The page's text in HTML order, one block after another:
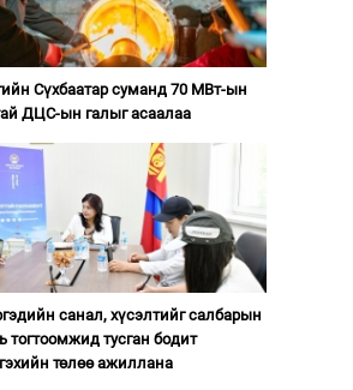
Сүхбаатар суманд 70 МВт-ын
ДЦС-ын галыг асаалаа
санал, хүсэлтийг салбарын
тогтоомжид тусган бодит
төлөө ажиллана